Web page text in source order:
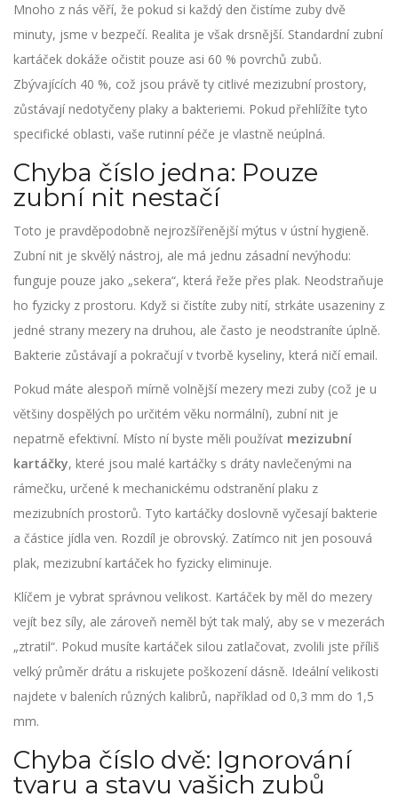
Mnoho z nás věří, že pokud si každý den čistíme zuby dvě
minuty, jsme v bezpečí. Realita je však drsnější. Standardní zubní
kartáček dokáže očistit pouze asi 60 % povrchů zubů.
Zbývajících 40 %, což jsou právě ty citlivé mezizubní prostory,
zůstávají nedotyčeny plaky a bakteriemi. Pokud přehlížíte tyto
specifické oblasti, vaše rutinní péče je vlastně neúplná.
Chyba číslo jedna: Pouze
zubní nit nestačí
Toto je pravděpodobně nejrozšířenější mýtus v ústní hygieně.
Zubní nit je skvělý nástroj, ale má jednu zásadní nevýhodu:
funguje pouze jako „sekera“, která řeže přes plak. Neodstraňuje
ho fyzicky z prostoru. Když si čistíte zuby nití, strkáte usazeniny z
jedné strany mezery na druhou, ale často je neodstraníte úplně.
Bakterie zůstávají a pokračují v tvorbě kyseliny, která ničí email.
Pokud máte alespoň mírně volnější mezery mezi zuby (což je u
většiny dospělých po určitém věku normální), zubní nit je
nepatrně efektivní. Místo ní byste měli používat mezizubní
kartáčky, které jsou malé kartáčky s dráty navlečenými na
rámečku, určené k mechanickému odstranění plaku z
mezizubních prostorů. Tyto kartáčky doslovně vyčesají bakterie
a částice jídla ven. Rozdíl je obrovský. Zatímco nit jen posouvá
plak, mezizubní kartáček ho fyzicky eliminuje.
Klíčem je vybrat správnou velikost. Kartáček by měl do mezery
vejít bez síly, ale zároveň neměl být tak malý, aby se v mezerách
„ztratil“. Pokud musíte kartáček silou zatlačovat, zvolili jste příliš
velký průměr drátu a riskujete poškození dásně. Ideální velikosti
najdete v baleních různých kalibrů, například od 0,3 mm do 1,5
mm.
Chyba číslo dvě: Ignorování
tvaru a stavu vašich zubů